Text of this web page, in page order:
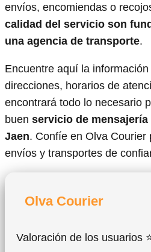
envíos, encomiendas o
calidad del servicio son
una agencia de transporte.
Encuentre aquí la
direcciones, horarios de
encontrará todo lo necesario
buen servicio de
Jaen. Confíe en Olva Courier
envíos y transportes de
Olva Courier
Valoración de los usuarios